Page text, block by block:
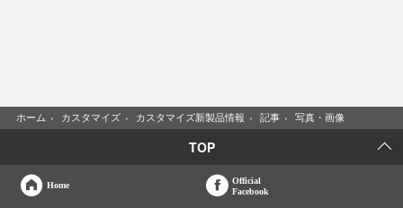
ホーム › カスタマイズ › カスタマイズ新製品情報 › 記事 › 写真・画像
TOP
Home
Official
Facebook